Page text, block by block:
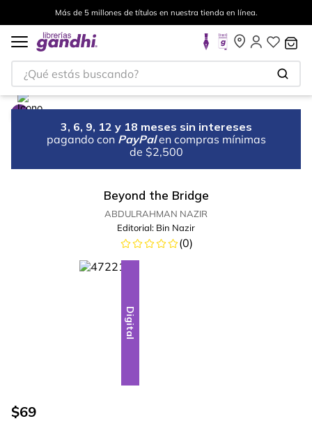
Más de 5 millones de títulos en nuestra tienda en línea.
¿Qué estás buscando?
3, 6, 9, 12 y 18 meses sin intereses
pagando con PayPal en compras mínimas
de $2,500
Beyond the Bridge
ABDULRAHMAN NAZIR
Editorial: Bin Nazir
(0)
Digital
$69